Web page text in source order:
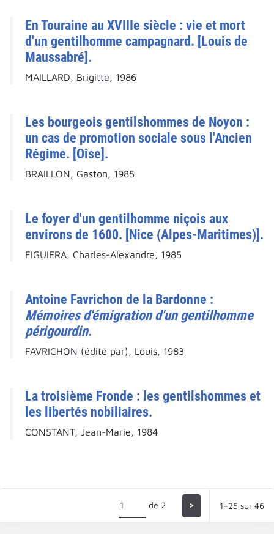
En Touraine au XVIIIe siècle : vie et mort
d'un gentilhomme campagnard. [Louis de
Maussabré].
MAILLARD, Brigitte, 1986
Les bourgeois gentilshommes de Noyon :
un cas de promotion sociale sous l'Ancien
Régime. [Oise].
BRAILLON, Gaston, 1985
Le foyer d'un gentilhomme niçois aux
environs de 1600. [Nice (Alpes-Maritimes)].
FIGUIERA, Charles-Alexandre, 1985
Antoine Favrichon de la Bardonne :
Mémoires d'émigration d'un gentilhomme
périgourdin.
FAVRICHON (édité par), Louis, 1983
La troisième Fronde : les gentilshommes et
les libertés nobiliaires.
CONSTANT, Jean-Marie, 1984
de 2 > 1–25 sur 46